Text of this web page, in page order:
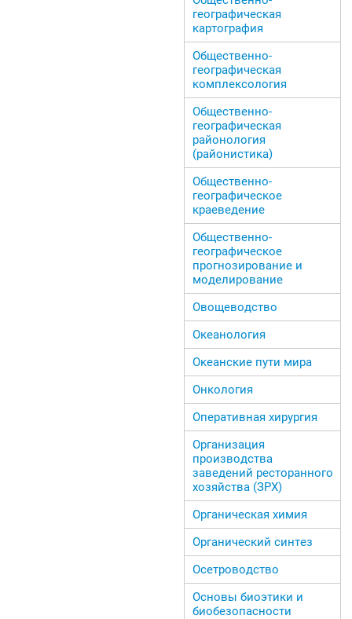
географическая
картография
Общественно-
географическая
комплексология
Общественно-
географическая
районология
(районистика)
Общественно-
географическое
краеведение
Общественно-
географическое
прогнозирование и
моделирование
Овощеводство
Океанология
Океанские пути мира
Онкология
Оперативная хирургия
Организация
производства
заведений ресторанного
хозяйства (ЗРХ)
Органическая химия
Органический синтез
Осетроводство
Основы биоэтики и
биобезопасности